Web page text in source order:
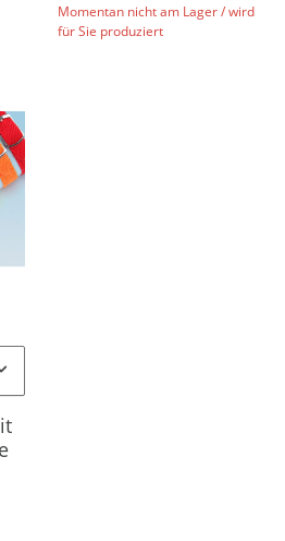
Momentan nicht am Lager / wird
für Sie produziert
Variation.